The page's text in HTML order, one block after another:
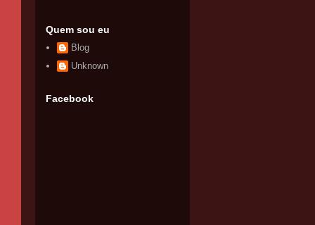
Quem sou eu
Blog
Unknown
Facebook